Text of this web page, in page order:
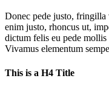
Donec pede justo, fringilla
enim justo, rhoncus ut,
dictum felis eu pede
Vivamus elementum
This is a H4 Title